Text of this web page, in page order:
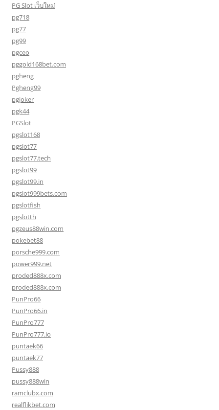
PG Slot เว็บใหม่
pg718
pg77
pg99
pgceo
pggold168bet.com
pgheng
Pgheng99
pgjoker
pgk44
PGSlot
pgslot168
pgslot77
pgslot77.tech
pgslot99
pgslot99.in
pgslot999bets.com
pgslotfish
pgslotth
pgzeus88win.com
pokebet88
porsche999.com
power999.net
proded888x.com
proded888x.com
PunPro66
PunPro66.in
PunPro777
PunPro777.io
puntaek66
puntaek77
Pussy888
pussy888win
ramclubx.com
realflikbet.com